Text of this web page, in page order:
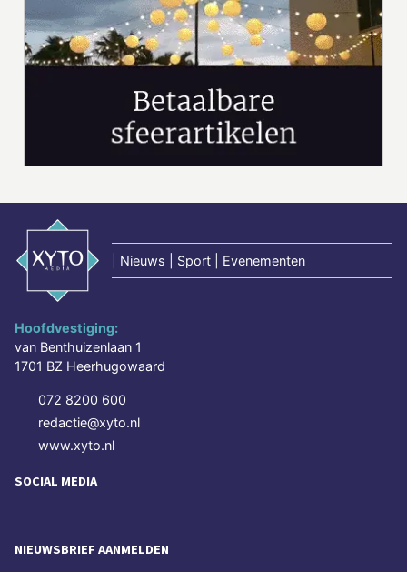
Nieuws | Sport | Evenementen
Hoofdvestiging:
van Benthuizenlaan 1
1701 BZ Heerhugowaard
072 8200 600
redactie@xyto.nl
www.xyto.nl
SOCIAL MEDIA
NIEUWSBRIEF AANMELDEN